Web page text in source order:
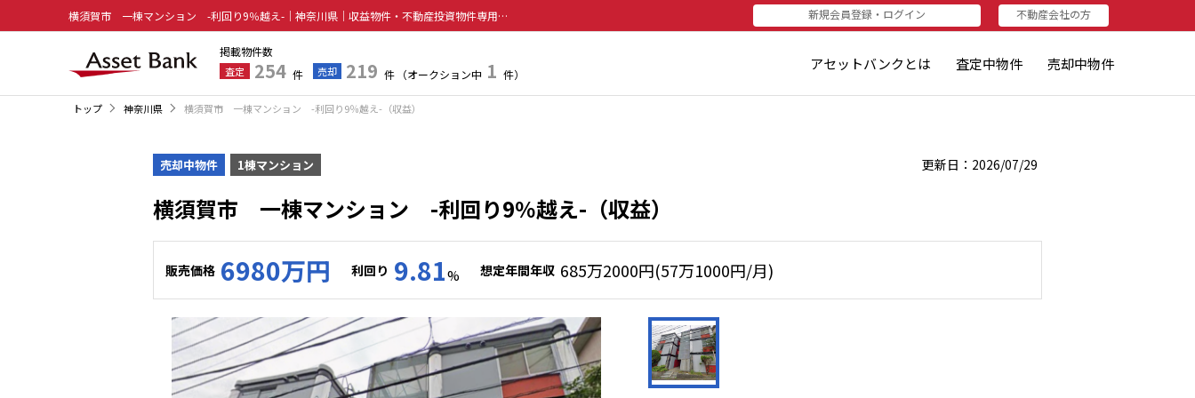
横須賀市 一棟マンション -利回り9％越え-｜神奈川県｜収益物件・不動産投資物件専用サイトのアセットバンク
掲載物件数
査定 254 件 売却 219 件 （オークション中 1 件）
新規会員登録・ログイン
不動産会社の方
アセットバンクとは 査定中物件 売却中物件
トップ 神奈川県 横須賀市 一棟マンション -利回り9％越え-（収益）
売却中物件 1棟マンション 更新日：2026/07/29
横須賀市 一棟マンション -利回り9％越え-（収益）
販売価格 6980万円 利回り 9.81% 想定年間年収 685万2000円(57万1000円/月)